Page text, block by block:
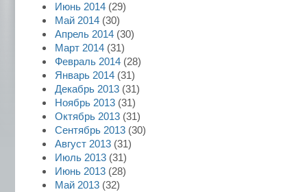
Июнь 2014 (29)
Май 2014 (30)
Апрель 2014 (30)
Март 2014 (31)
Февраль 2014 (28)
Январь 2014 (31)
Декабрь 2013 (31)
Ноябрь 2013 (31)
Октябрь 2013 (31)
Сентябрь 2013 (30)
Август 2013 (31)
Июль 2013 (31)
Июнь 2013 (28)
Май 2013 (32)